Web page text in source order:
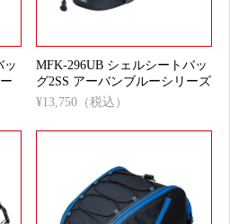
ッ
MFK-296UB シェルシートバッ
グ2SS アーバンブルーシリーズ
¥13,750（税込）